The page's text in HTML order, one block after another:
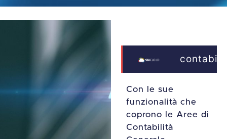
Con le sue
funzionalità che
coprono le Aree di
Contabilità